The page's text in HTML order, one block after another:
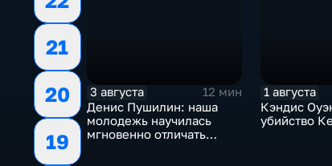
21
20
19
3 августа
12 мин
Денис Пушилин: наша
молодежь научилась
мгновенно отличать
1 августа
Кэндис
убийство